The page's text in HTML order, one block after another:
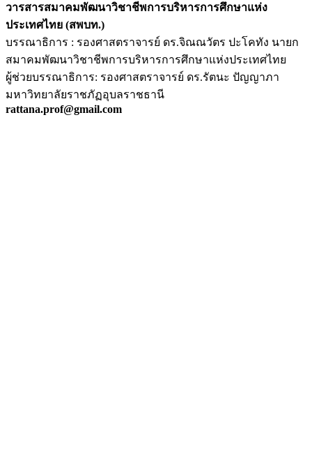
วารสารสมาคมพัฒนาวิชาชีพการบริหารการศึกษาแห่ง
ประเทศไทย (สพบท.)
บรรณาธิการ : รองศาสตราจารย์ ดร.จิณณวัตร ปะโคทัง นายก
สมาคมพัฒนาวิชาชีพการบริหารการศึกษาแห่งประเทศไทย
ผู้ช่วยบรรณาธิการ: รองศาสตราจารย์ ดร.รัตนะ ปัญญาภา
มหาวิทยาลัยราชภัฏอุบลราชธานี
rattana.prof@gmail.com